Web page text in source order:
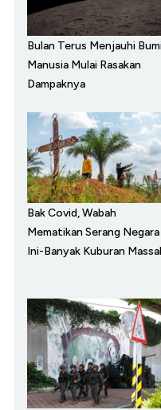
Bulan Terus Menjauhi
Manusia Mulai Rasakan
Dampaknya
Bak Covid, Wabah
Mematikan Serang Negara
Ini-Banyak Kuburan Massal